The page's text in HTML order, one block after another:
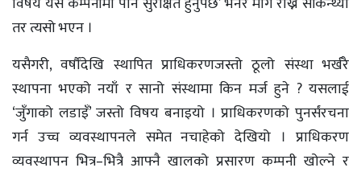
तर त्यसो भएन ।
यसैगरी, वर्षौंदेखि स्थापित प्राधिकरणजस्तो ठूलो संस्था भर्खरै
स्थापना भएको नयाँ र सानो संस्थामा किन मर्ज हुने ? यसलाई
‘जुँगाको लडाइँ’ जस्तो विषय बनाइयो । प्राधिकरणको पुनर्संरचना
गर्न उच्च व्यवस्थापनले समेत नचाहेको देखियो । प्राधिकरण
व्यवस्थापन भित्र–भित्रै आफ्नै खालको प्रसारण कम्पनी खोल्ने र